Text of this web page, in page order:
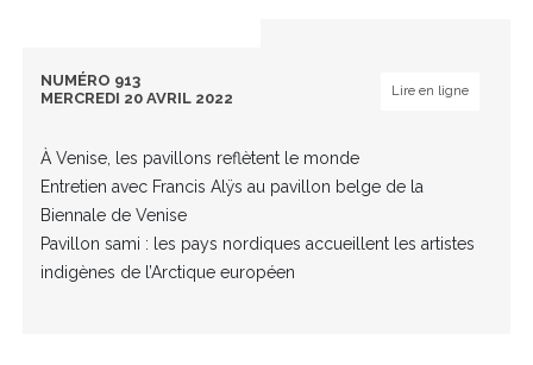
NUMÉRO 913
MERCREDI 20 AVRIL 2022
Lire en ligne
À Venise, les pavillons reflètent le monde
Entretien avec Francis Alÿs au pavillon belge de la
Biennale de Venise
Pavillon sami : les pays nordiques accueillent les artistes
indigènes de l’Arctique européen